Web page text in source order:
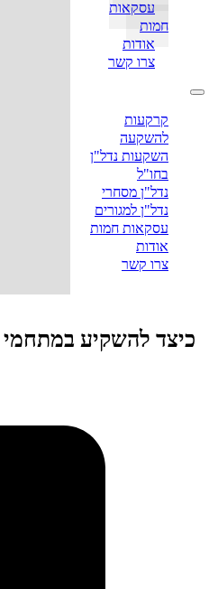
עסקאות
חמות
אודות
צרו קשר
קרקעות
להשקעה
השקעות נדל"ן
בחו"ל
נדל"ן מסחרי
נדל"ן למגורים
עסקאות חמות
אודות
צרו קשר
כיצד להשקיע